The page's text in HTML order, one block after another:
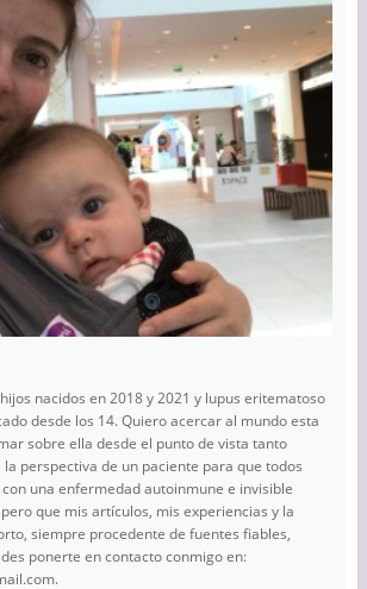
nacidos en 2018 y 2021 y lupus eritematoso
desde los 14. Quiero acercar al mundo esta
sobre ella desde el punto de vista tanto
perspectiva de un paciente para que todos
una enfermedad autoinmune e invisible
que mis artículos, mis experiencias y la
siempre procedente de fuentes fiables,
ponerte en contacto conmigo en: